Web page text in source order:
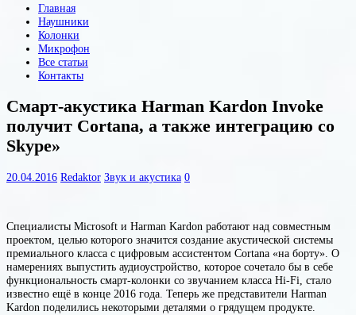
Главная
Наушники
Колонки
Микрофон
Все статьи
Контакты
Смарт-акустика Harman Kardon Invoke
получит Cortana, а также интеграцию со
Skype»
20.04.2016 Redaktor Звук и акустика 0
Специалисты Microsoft и Harman Kardon работают над совместным
проектом, целью которого значится создание акустической системы
премиального класса с цифровым ассистентом Cortana «на борту». О
намерениях выпустить аудиоустройство, которое сочетало бы в себе
функциональность смарт-колонки со звучанием класса Hi-Fi, стало
известно ещё в конце 2016 года. Теперь же представители Harman
Kardon поделились некоторыми деталями о грядущем продукте.